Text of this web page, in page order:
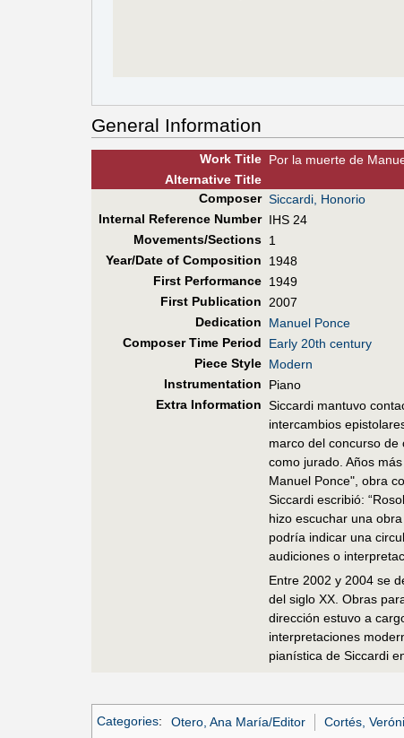
General Information
Work Title Por la muerte de
AlternativeTitle
Composer Siccardi, Honorio
Internal Reference Number IHS 24
Movements/Sections 1
Year/Date of Composition
1948
First Performance 1949
First Publication
2007
Dedication
Manuel Ponce
Composer Time Period
Early 20th century
Piece Style Modern
Instrumentation
Piano
Extra Information Siccardi mantuvo
intercambios
marco del concurso
como jurado. Años
Manuel Ponce", obra
Siccardi escribió:
hizo escuchar una
podría indicar una
audiciones o
Entre 2002 y 2004 se
del siglo XX. Obras
dirección estuvo a
interpretaciones
pianística de Siccardi
Categories: Otero, Ana María/Editor Cortés,